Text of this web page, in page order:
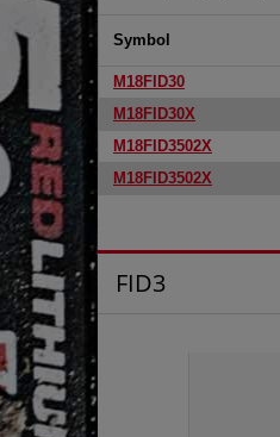
Symbol
M18FID30
M18FID30X
M18FID3502X
M18FID3502X
FID3